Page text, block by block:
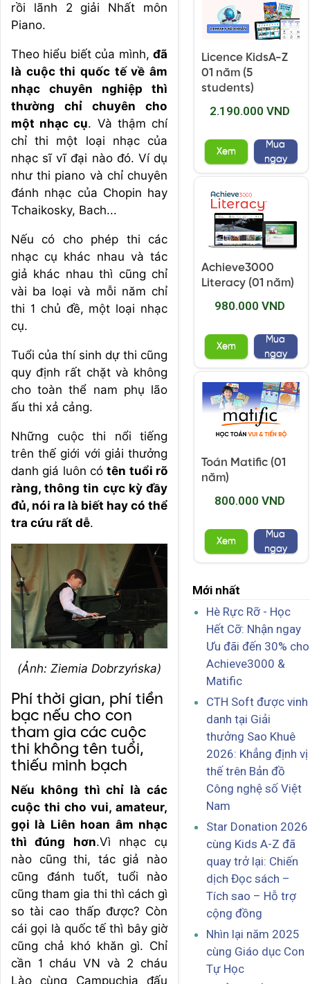
rồi lãnh 2 giải Nhất môn
Piano.
Theo hiểu biết của mình, đã
là cuộc thi quốc tế về âm
nhạc chuyên nghiệp thì
thường chỉ chuyên cho
một nhạc cụ. Và thậm chí
chỉ thi một loại nhạc của
nhạc sĩ vĩ đại nào đó. Ví dụ
như thi piano và chỉ chuyên
đánh nhạc của Chopin hay
Tchaikosky, Bach...
Nếu có cho phép thi các
nhạc cụ khác nhau và tác
giả khác nhau thì cũng chỉ
vài ba loại và mỗi năm chỉ
thi 1 chủ đề, một loại nhạc
cụ.
Tuổi của thí sinh dự thi cũng
quy định rất chặt và không
cho toàn thể nam phụ lão
ấu thi xả cảng.
Những cuộc thi nổi tiếng
trên thế giới với giải thưởng
danh giá luôn cótên tuổi rõ
ràng, thông tin cực kỳ đầy
đủ, nói ra là biết hay có thể
tra cứu rất dễ.
(Ảnh: Ziemia Dobrzyńska)
Phí thời gian, phí tiền
bạc nếu cho con
tham gia các cuộc
thi không tên tuổi,
thiếu minh bạch
Nếu không thì chỉ là các
cuộc thi cho vui, amateur,
gọi là Liên hoan âm nhạc
thì đúng hơn.Vì nhạc cụ
nào cũng thi, tác giả nào
cũng đánh tuốt, tuổi nào
cũng tham gia thi thì cách gì
so tài cao thấp được? Còn
cái gọi là quốc tế thì bây giờ
cũng chả khó khăn gì. Chỉ
cần 1 cháu VN và 2 cháu
Lào cùng Campuchia đấu
Licence KidsA-Z
01 năm (5
students)
2.190.000 VND
Xem
Mua
ngay
Achieve3000
Literacy (01 năm)
980.000 VND
Xem
Mua
ngay
Toán Matific (01
năm)
800.000 VND
Xem
Mua
ngay
Mới nhất
Hè Rực Rỡ - Học
Hết Cỡ: Nhận ngay
Ưu đãi đến 30% cho
Achieve3000 &
Matific
CTH Soft được vinh
danh tại Giải
thưởng Sao Khuê
2026: Khẳng định vị
thế trên Bản đồ
Công nghệ số Việt
Nam
Star Donation 2026
cùng Kids A-Z đã
quay trở lại: Chiến
dịch Đọc sách –
Tích sao – Hỗ trợ
cộng đồng
Nhìn lại năm 2025
cùng Giáo dục Con
Tự Học